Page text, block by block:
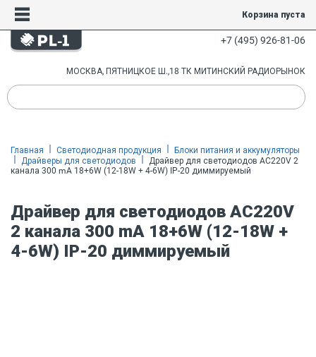
Корзина пуста
+7 (495) 926-81-06
МОСКВА, ПЯТНИЦКОЕ Ш.,18 ТК МИТИНСКИЙ РАДИОРЫНОК
Главная Светодиодная продукция
Блоки питания и аккумуляторы
Драйверы для светодиодов
Драйвер для светодиодов AC220V 2
канала 300 mA 18+6W (12-18W + 4-6W) IP-20 диммируемый
Драйвер для светодиодов AC220V
2 канала 300 mA 18+6W (12-18W +
4-6W) IP-20 диммируемый